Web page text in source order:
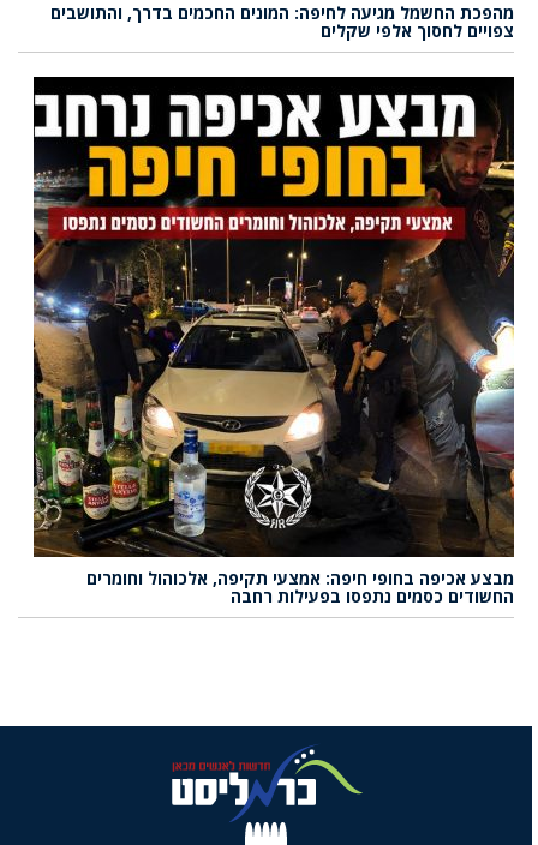
מהפכת החשמל מגיעה לחיפה: המונים החכמים בדרך, והתושבים
צפויים לחסוך אלפי שקלים
מבצע אכיפה בחופי חיפה: אמצעי תקיפה, אלכוהול וחומרים
החשודים כסמים נתפסו בפעילות רחבה